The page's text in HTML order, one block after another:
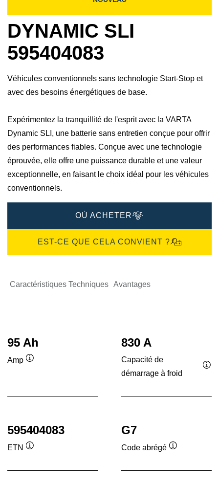
DYNAMIC SLI
595404083
Véhicules conventionnels sans technologie Start-Stop et
avec des besoins énergétiques de base.
Expérimentez la tranquillité de l'esprit avec la VARTA
Dynamic SLI, une batterie sans entretien conçue pour offrir
des performances fiables. Conçue avec une technologie
éprouvée, elle offre une puissance durable et une valeur
exceptionnelle, en faisant le choix idéal pour les véhicules
conventionnels.
OÙ ACHETER
EST-CE QUE CELA CONVIENT ?
Caractéristiques Techniques Avantages
95 Ah
Amp
830 A
Capacité de
démarrage à froid
595404083
ETN
G7
Code abrégé